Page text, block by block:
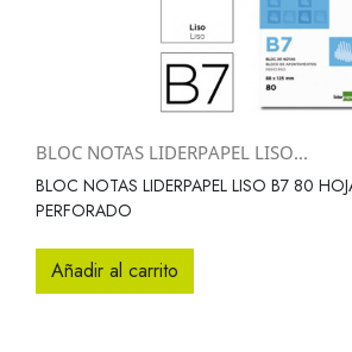
BLOC NOTAS LIDERPAPEL LISO...
BLOC NOTAS LIDERPAPEL LISO B7 80
PERFORADO
Añadir al carrito